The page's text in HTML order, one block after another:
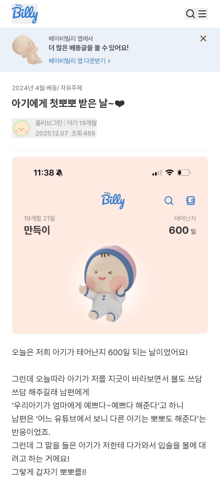
베이비빌리 앱에서
더 많은 베동글을 볼 수 있어요!
베이비빌리 앱 다운받기
2024년 4월 베동/ 자유주제
아기에게 첫뽀뽀 받은 날~❤️
올리브그린
아기 19개월
2025.12.07 조회 469
오늘은 저희 아기가 태어난지 600일 되는 날이었어요!
그런데 오늘따라 아기가 저를 지긋이 바라보면서 볼도 쓰담
쓰담 해주길래 남편에게
‘우리아기가 엄마에게 예쁘다~예쁘다 해준다‘고 하니
남편은 ‘어느 유튜브에서 보니 다른 아기는 뽀뽀도 해준다’는
반응이었죠.
그런데 그 말을 들은 아기가 저한테 다가와서 입술을 볼에 대
려고 하는 거에요!
그렇게 갑자기 뽀뽀를!!